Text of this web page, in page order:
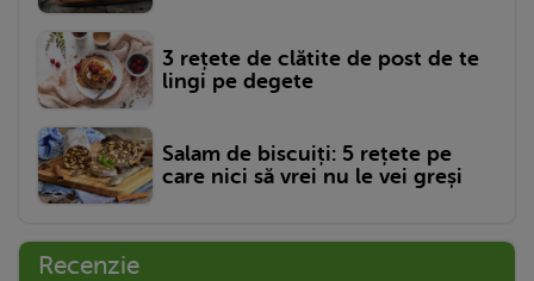
3 rețete de clătite de post de te
lingi pe degete
Salam de biscuiți: 5 rețete pe
care nici să vrei nu le vei greși
Recenzie